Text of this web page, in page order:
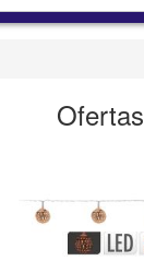
Ofertas